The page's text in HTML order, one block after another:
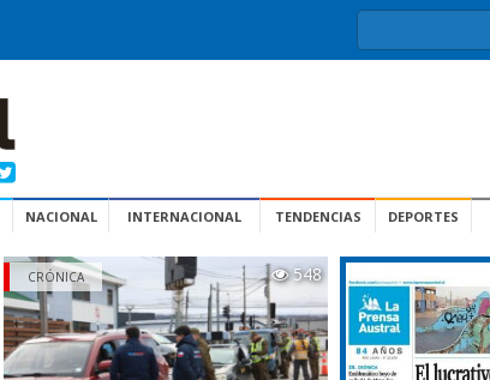
NACIONAL INTERNACIONAL TENDENCIAS DEPORTES
CRÓNICA 548